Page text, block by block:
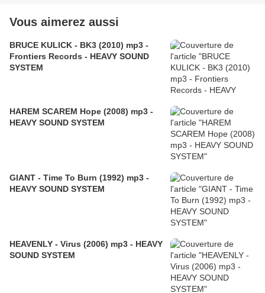
Vous aimerez aussi
BRUCE KULICK - BK3 (2010) mp3 -
Frontiers Records - HEAVY SOUND
SYSTEM
HAREM SCAREM Hope (2008) mp3 -
HEAVY SOUND SYSTEM
GIANT - Time To Burn (1992) mp3 -
HEAVY SOUND SYSTEM
HEAVENLY - Virus (2006) mp3 - HEAVY
SOUND SYSTEM